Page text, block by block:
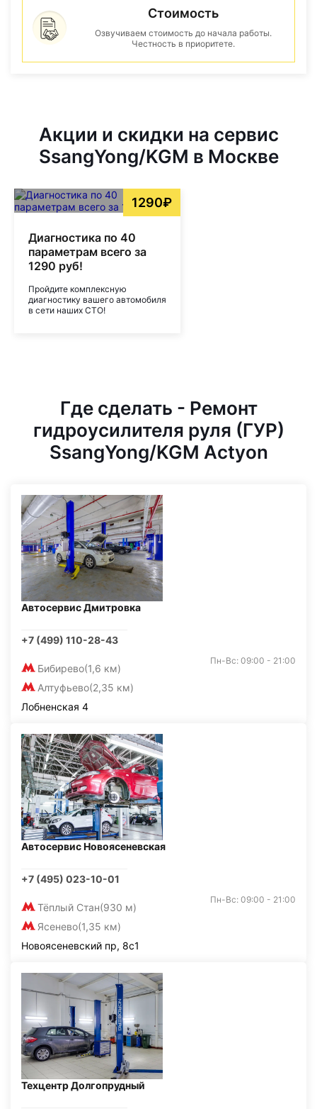
Стоимость
Озвучиваем стоимость до начала работы.
Честность в приоритете.
Акции и скидки на сервис
SsangYong/KGM в Москве
1290₽
Диагностика по 40
параметрам всего за
1290 руб!
Пройдите комплексную
диагностику вашего автомобиля
в сети наших СТО!
Где сделать - Ремонт
гидроусилителя руля (ГУР)
SsangYong/KGM Actyon
Автосервис Дмитровка
+7 (499) 110-28-43
Бибирево(1,6 км)
Алтуфьево(2,35 км)
Пн-Вс: 09:00 - 21:00
Лобненская 4
Автосервис Новоясеневская
+7 (495) 023-10-01
Тёплый Стан(930 м)
Ясенево(1,35 км)
Пн-Вс: 09:00 - 21:00
Новоясеневский пр, 8с1
Техцентр Долгопрудный